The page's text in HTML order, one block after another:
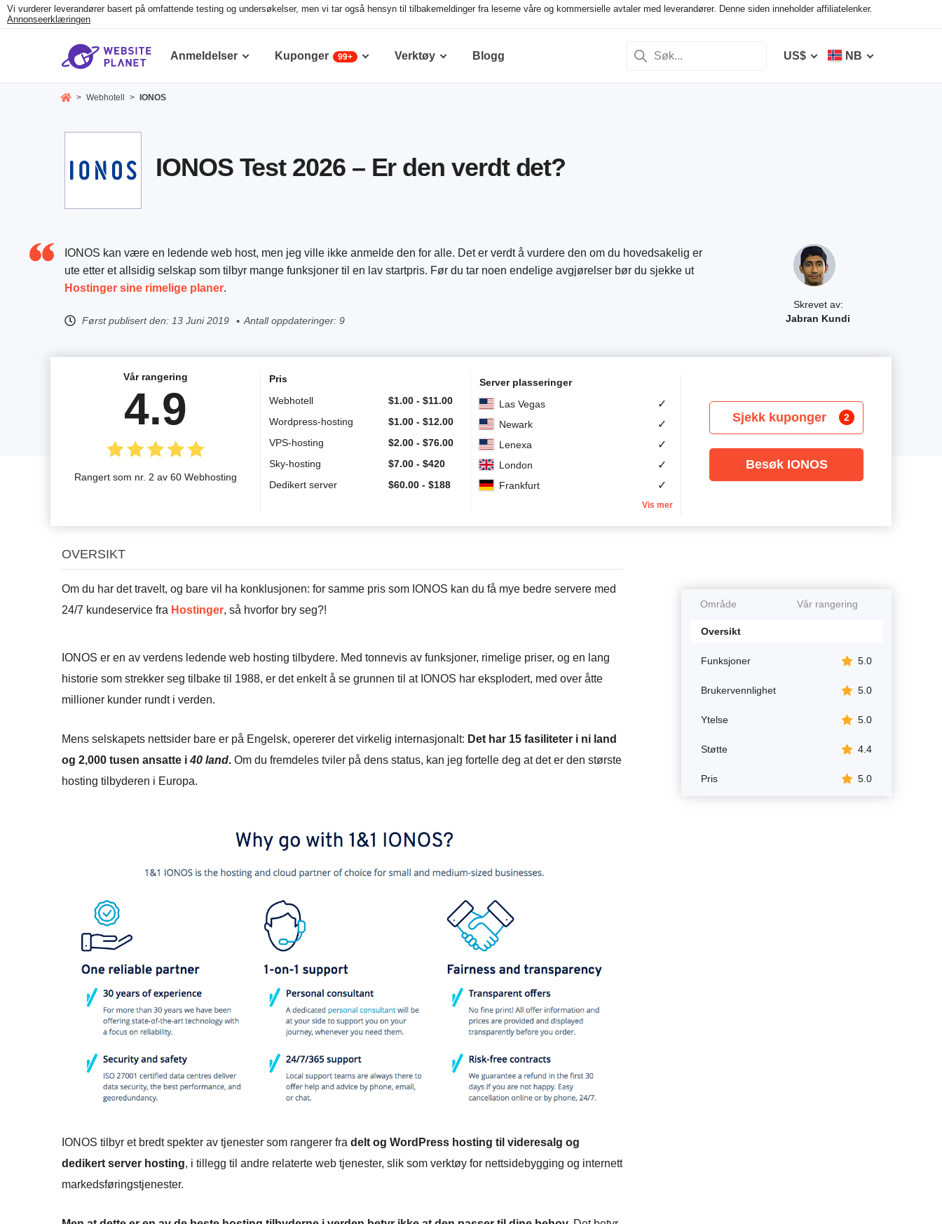
Vi vurderer leverandører basert på omfattende testing og undersøkelser, men vi tar også hensyn til tilbakemeldinger fra leserne våre og kommersielle avtaler med leverandører. Denne siden inneholder affiliatelenker.
Annonseerklæringen
Anmeldelser Kuponger 99+ Verktøy Blogg US$ NB
> Webhotell > IONOS
IONOS Test 2026 – Er den verdt det?
Skrevet av:
Jabran Kundi
IONOS kan være en ledende web host, men jeg ville ikke anmelde den for alle. Det er verdt å vurdere den om du hovedsakelig er
ute etter et allsidig selskap som tilbyr mange funksjoner til en lav startpris. Før du tar noen endelige avgjørelser bør du sjekke ut
Hostinger sine rimelige planer.
Først publisert den: 13 Juni 2019 Antall oppdateringer: 9
Vår rangering
4.9
Rangert som nr. 2 av 60 Webhosting
Pris
Webhotell
$1.00 - $11.00
Wordpress-hosting
$1.00 - $12.00
VPS-hosting
$2.00 - $76.00
Sky-hosting
$7.00 - $420
Dedikert server
$60.00 - $188
Server plasseringer
Las Vegas
✓
Newark ✓
Lenexa ✓
London ✓
Frankfurt ✓
Vis mer
Sjekk kuponger 2
Besøk IONOS
OVERSIKT
Om du har det travelt, og bare vil ha konklusjonen: for samme pris som IONOS kan du få mye bedre servere med
24/7 kundeservice fra Hostinger, så hvorfor bry seg?!
IONOS er en av verdens ledende web hosting tilbydere. Med tonnevis av funksjoner, rimelige priser, og en lang
historie som strekker seg tilbake til 1988, er det enkelt å se grunnen til at IONOS har eksplodert, med over åtte
millioner kunder rundt i verden.
Mens selskapets nettsider bare er på Engelsk, opererer det virkelig internasjonalt: Det har 15 fasiliteter i ni land
og 2,000 tusen ansatte i40 land. Om du fremdeles tviler på dens status, kan jeg fortelle deg at det er den største
hosting tilbyderen i Europa.
IONOS tilbyr et bredt spekter av tjenester som rangerer fra delt og WordPress hosting til videresalg og
dedikert server hosting, i tillegg til andre relaterte web tjenester, slik som verktøy for nettsidebygging og internett
markedsføringstjenester.
Område Vår rangering
Oversikt
Funksjoner 5.0
Brukervennlighet 5.0
Ytelse 5.0
Støtte 4.4
Pris 5.0